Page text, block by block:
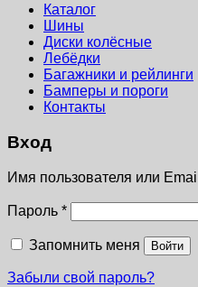
Каталог
Шины
Диски колёсные
Лебёдки
Багажники и рейлинги
Бамперы и пороги
Контакты
Вход
Имя пользователя или Email
Пароль *
Запомнить меня Войти
Забыли свой пароль?